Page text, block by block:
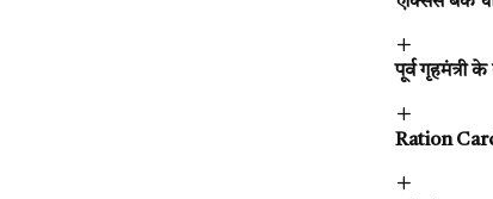
पूर्व गृहमंत्री
Ration